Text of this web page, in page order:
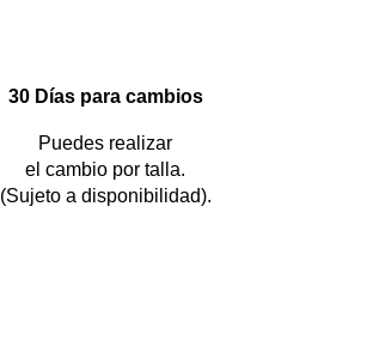
30 Días para cambios
Puedes realizar
el cambio por talla.
(Sujeto a disponibilidad).